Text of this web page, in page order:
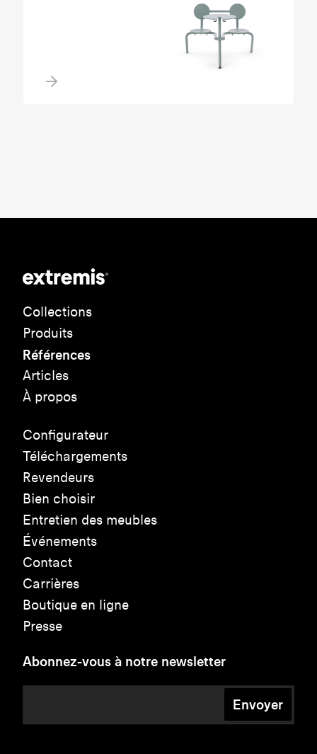
Collections
Produits
Références
Articles
À propos
Configurateur
Téléchargements
Revendeurs
Bien choisir
Entretien des meubles
Événements
Contact
Carrières
Boutique en ligne
Presse
Abonnez-vous à notre newsletter
Envoyer